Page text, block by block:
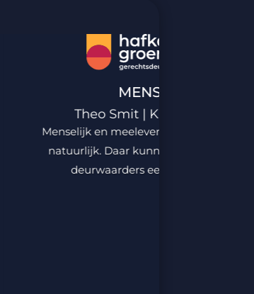
MENSELIJK
Theo Smit | Klant-debiteur
Menselijk en meelevend voor zover
natuurlijk. Daar kunnen meerdere
deurwaarders een lesje van leren.